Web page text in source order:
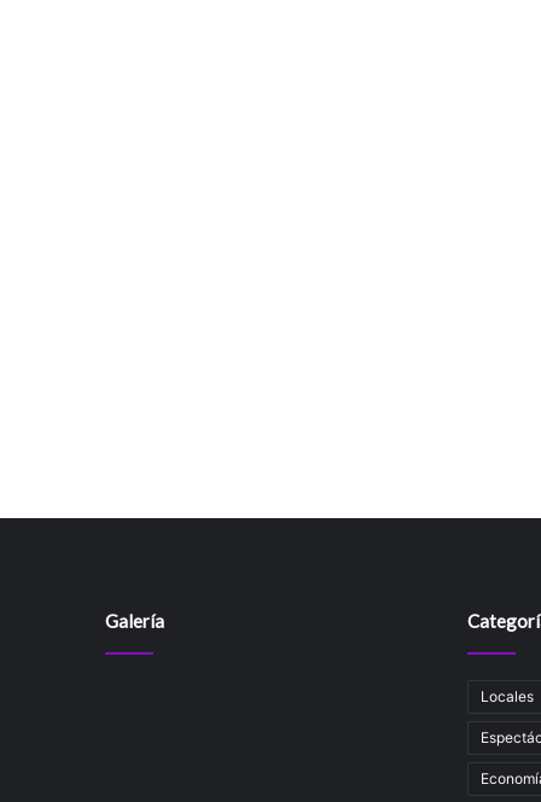
Galería
Locales